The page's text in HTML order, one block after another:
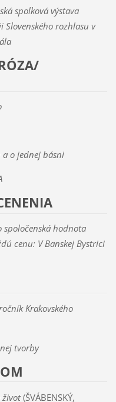
spolková výstava
Slovenského rozhlasu v
o jednej básni
spoločenská hodnota
cenu: V Banskej Bystrici
Krakovského
tvorby
život(ŠVÁBENSKÝ,